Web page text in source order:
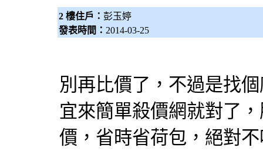
2 樓住戶： 彭玉婷
發表時間： 2014-03-25
別再比價了，不過是找
宜來簡單殺價網就對了
價 ，省時省荷包，絕對